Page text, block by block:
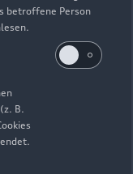
betroffene Person
B.
2026 wurde von
festgelegten
vergeben.